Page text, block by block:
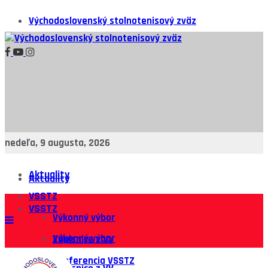
Východoslovenský stolnotenisový zväz
nedeľa, 9 augusta, 2026
Aktuality
VSSTZ
Výkonný výbor
Zápisnice z VV
Konferencia VSSTZ
Aktuality
VSSTZ
Výkonný výbor